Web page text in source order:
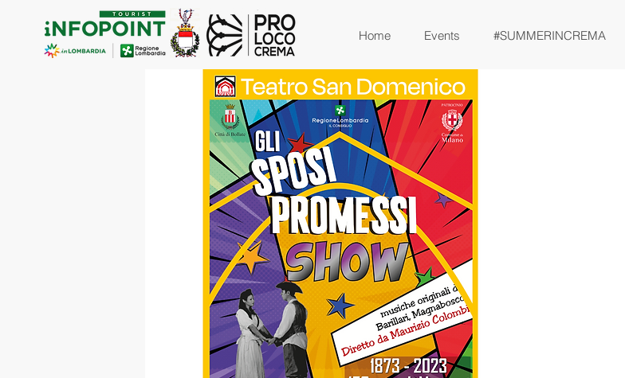
Home Events #SUMMERINCREMA